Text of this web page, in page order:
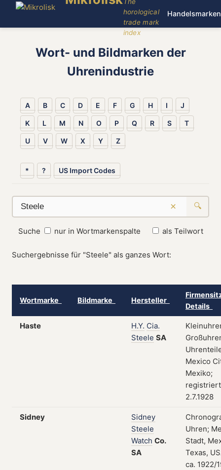
horological
trade mark
index
Handelsmarken
Wort- und Bildmarken der
Uhrenindustrie
A B C D E F G H I J
K L M N O P Q R S T
U V W X Y Z
* ? US Import Codes
× 🔍
Suche nur in Wortmarkenspalte als Teilwort
Suchergebnisse für "Steele" als ganzes Wort:
Wortmarke Bildmarke Hersteller
Details
Haste H.Y. Cia.
Steele SA
Mexico
Mexiko;
2.7.1928
Sidney
Sidney
Steele
Watch Co.
SA
Uhren;
Stadt,
Texas,
ca. 1922/